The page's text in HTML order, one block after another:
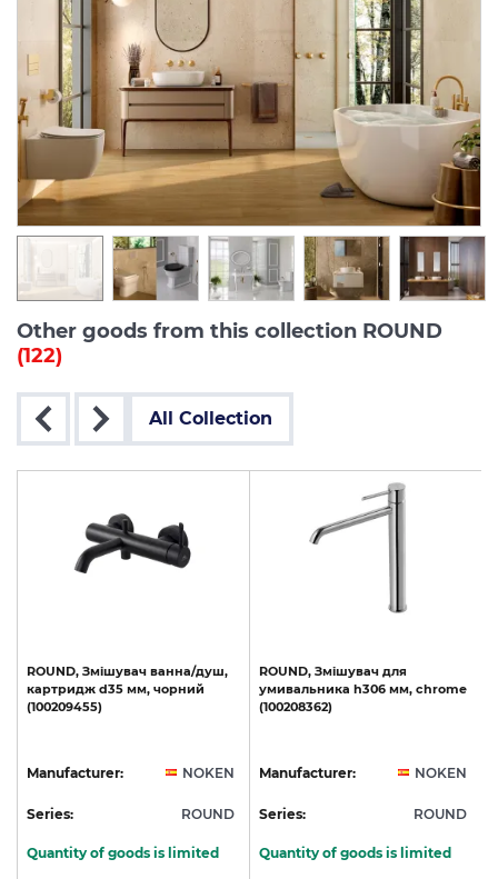
Other goods from this collection ROUND
(122)
All Collection
ROUND, Змішувач ванна/душ,
картридж d35 мм, чорний
(100209455)
Manufacturer: NOKEN
Series: ROUND
Quantity of goods is limited
ROUND, Змішувач для
умивальника h306 мм, chrome
(100208362)
Manufacturer: NOKEN
Series: ROUND
Quantity of goods is limited